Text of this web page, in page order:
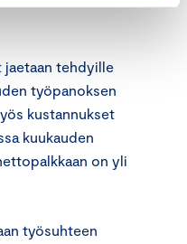
jaetaan tehdyille
työpanoksen
kustannukset
kuukauden
on yli
työsuhteen